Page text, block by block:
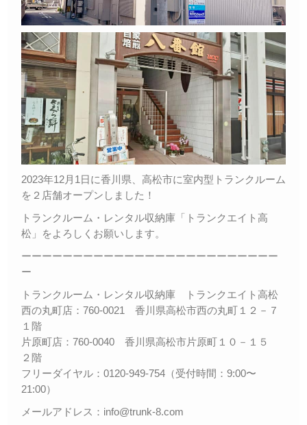
2023年12月1日に香川県、高松市に室内型トランクルーム
を２店舗オープンしました！
トランクルーム・レンタル収納庫「トランクエイト高
松」をよろしくお願いします。
ーーーーーーーーーーーーーーーーーーーーーーーーー
ー
トランクルーム・レンタル収納庫 トランクエイト高松
西の丸町店：760-0021 香川県高松市西の丸町１２－７
１階
片原町店：760-0040 香川県高松市片原町１０－１５
２階
フリーダイヤル：0120-949-754（受付時間：9:00〜
21:00）
メールアドレス：info@trunk-8.com